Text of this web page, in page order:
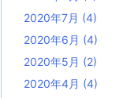
2020年7月 (4)
2020年6月 (4)
2020年5月 (2)
2020年4月 (4)